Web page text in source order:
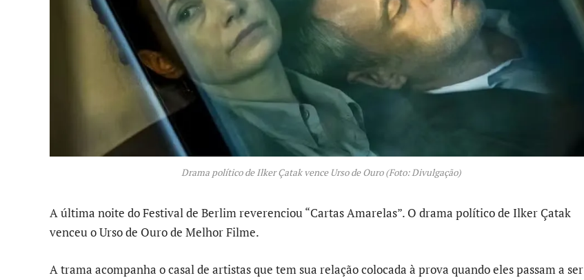
Drama político de Ilker Çatak vence Urso de Ouro (Foto: Divulgação)
A última noite do Festival de Berlim reverenciou “Cartas Amarelas”. O drama político de Ilker Çatak
venceu o Urso de Ouro de Melhor Filme.
A trama acompanha o casal de artistas que tem sua relação colocada à prova quando eles passam a ser